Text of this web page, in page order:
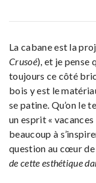
La cabane est la
Crusoé), et je pense
toujours ce côté
bois y est le
se patine. Qu’on le
un esprit «
beaucoup à
question au cœur
de cette esthétique